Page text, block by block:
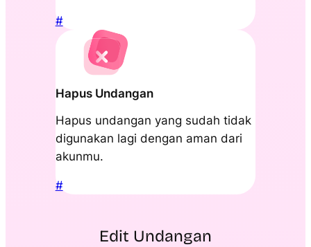
#
Hapus Undangan
Hapus undangan yang sudah tidak
digunakan lagi dengan aman dari
akunmu.
#
Edit Undangan